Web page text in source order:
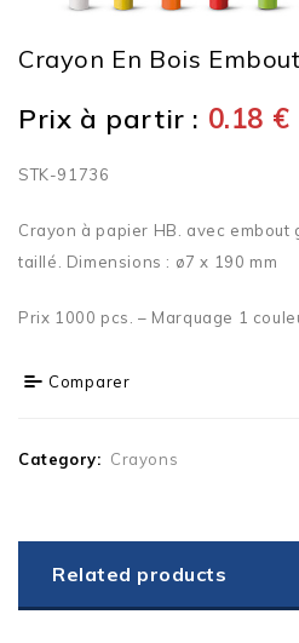
Crayon En Bois
Prix à partir : 0.18 €
STK-91736
Crayon à papier HB. avec embout
taillé. Dimensions : ø7 x 190 mm
Prix 1000 pcs. – Marquage 1
Comparer
Category: Crayons
Related products